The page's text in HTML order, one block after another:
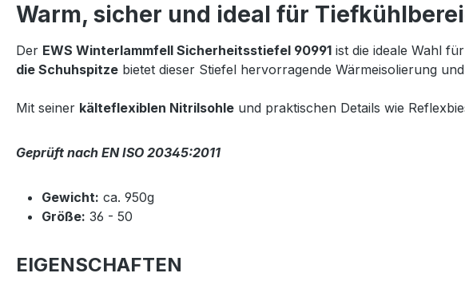
Warm, sicher und ideal für
Der EWS Winterlammfell Sicherheitsstiefel 90991 ist die ideale Wahl
die Schuhspitze bietet dieser Stiefel hervorragende Wärmeisolierung
Mit seiner kälteflexiblen Nitrilsohle und praktischen Details wie
Geprüft nach EN ISO 20345:2011
Gewicht: ca. 950g
Größe: 36 - 50
EIGENSCHAFTEN